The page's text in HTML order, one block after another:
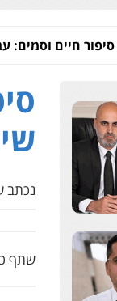
סיפור חיים וסמים:
נכתב
שתף